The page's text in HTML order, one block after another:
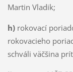
Martin Vladik;
h) rokovací
rokovacieho
schváli väčšina